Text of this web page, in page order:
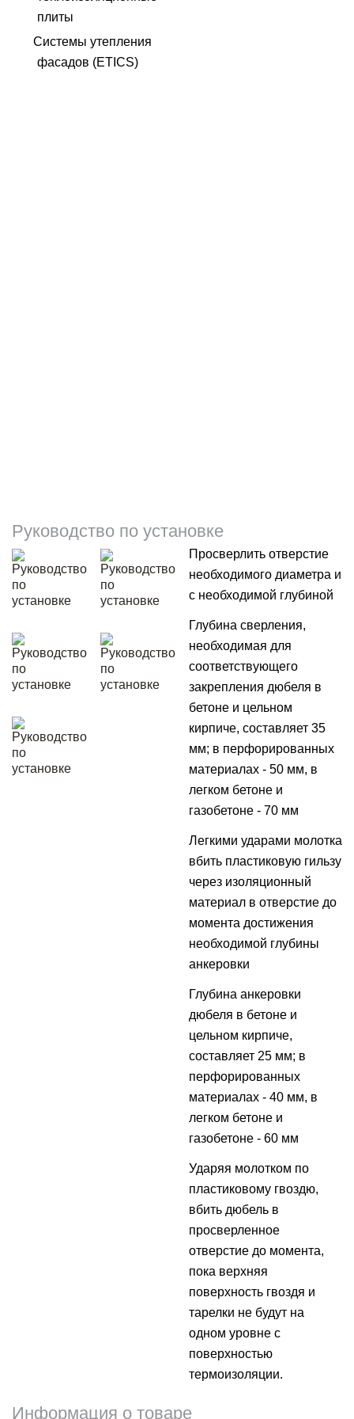
плиты
Системы утепления
фасадов (ETICS)
Руководство по установке
Просверлить отверстие
необходимого диаметра и
с необходимой глубиной
Глубина сверления,
необходимая для
соответствующего
закрепления дюбеля в
бетоне и цельном
кирпиче, составляет 35
мм; в перфорированных
материалах - 50 мм, в
легком бетоне и
газобетоне - 70 мм
Легкими ударами молотка
вбить пластиковую гильзу
через изоляционный
материал в отверстие до
момента достижения
необходимой глубины
анкеровки
Глубина анкеровки
дюбеля в бетоне и
цельном кирпиче,
составляет 25 мм; в
перфорированных
материалах - 40 мм, в
легком бетоне и
газобетоне - 60 мм
Ударяя молотком по
пластиковому гвоздю,
вбить дюбель в
просверленное
отверстие до момента,
пока верхняя
поверхность гвоздя и
тарелки не будут на
одном уровне с
поверхностью
термоизоляции.
Информация о товаре